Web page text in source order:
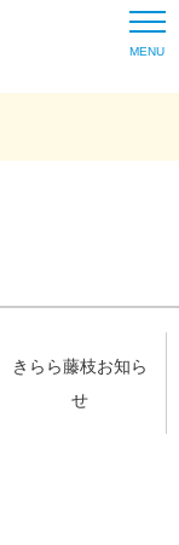
MENU
きらら藤枝お知ら
せ